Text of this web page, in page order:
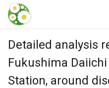
本文に飛ぶ
Detailed analysis
Fukushima
Station, around